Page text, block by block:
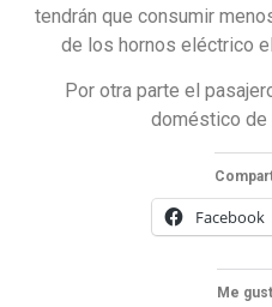
tendrán que consumir
de los hornos eléctrico
Por otra parte el
doméstico
Facebook
Me